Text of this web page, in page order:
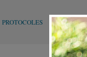
PROTOCOLES MÉDECINE